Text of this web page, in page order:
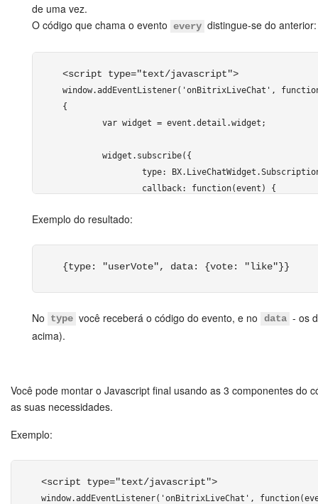
de uma vez.
O código que chama o evento every distingue-se do anterior:
<script type="text/javascript">
window.addEventListener('onBitrixLiveChat',
{
			{
		}
});
Exemplo do resultado:
{type: "userVote", data: {vote: "like"}}
No type você receberá o código do evento, e no data - os
acima).
Você pode montar o Javascript final usando as 3 componentes do
as suas necessidades.
Exemplo:
<script type="text/javascript">
window.addEventListener('onBitrixLiveChat',